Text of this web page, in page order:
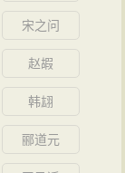
宋之问
赵嘏
韩翃
郦道元